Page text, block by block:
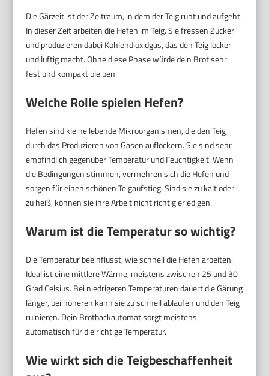
Die Gärzeit ist der Zeitraum, in dem der Teig ruht und aufgeht.
In dieser Zeit arbeiten die Hefen im Teig. Sie fressen Zucker
und produzieren dabei Kohlendioxidgas, das den Teig locker
und luftig macht. Ohne diese Phase würde dein Brot sehr
fest und kompakt bleiben.
Welche Rolle spielen Hefen?
Hefen sind kleine lebende Mikroorganismen, die den Teig
durch das Produzieren von Gasen auflockern. Sie sind sehr
empfindlich gegenüber Temperatur und Feuchtigkeit. Wenn
die Bedingungen stimmen, vermehren sich die Hefen und
sorgen für einen schönen Teigaufstieg. Sind sie zu kalt oder
zu heiß, können sie ihre Arbeit nicht richtig erledigen.
Warum ist die Temperatur so wichtig?
Die Temperatur beeinflusst, wie schnell die Hefen arbeiten.
Ideal ist eine mittlere Wärme, meistens zwischen 25 und 30
Grad Celsius. Bei niedrigeren Temperaturen dauert die Gärung
länger, bei höheren kann sie zu schnell ablaufen und den Teig
ruinieren. Dein Brotbackautomat sorgt meistens
automatisch für die richtige Temperatur.
Wie wirkt sich die Teigbeschaffenheit